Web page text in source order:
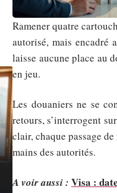
Ramener quatre
autorisé, mais encadré
laisse aucune place au
en jeu.
Les douaniers ne se
retours, s’interrogent
clair, chaque passage
mains des autorités.
A voir aussi : Visa :